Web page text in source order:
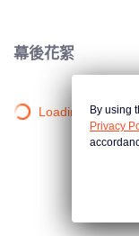
幕後花絮
Loading…By using
Privacy